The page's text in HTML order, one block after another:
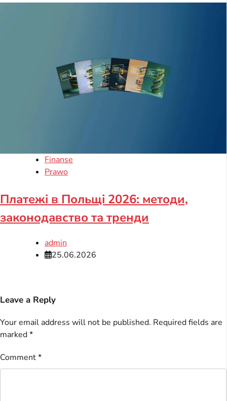
Finanse
Prawo
Платежі в Польщі 2026: методи,
законодавство та тренди
admin
25.06.2026
Leave a Reply
Your email address will not be published. Required fields are
marked*
Comment*